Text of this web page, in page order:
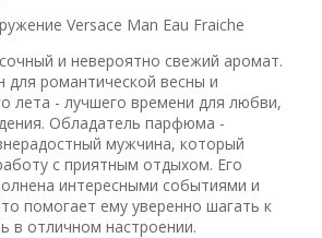
Versace Man Eau Fraiche
и невероятно свежий аромат.
для романтической весны и
лета - лучшего времени для любви,
Обладатель парфюма -
мужчина, который
с приятным отдыхом. Его
интересными событиями и
помогает ему уверенно шагать к
в отличном настроении.